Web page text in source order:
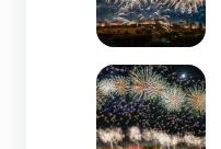
Zoom de l'image